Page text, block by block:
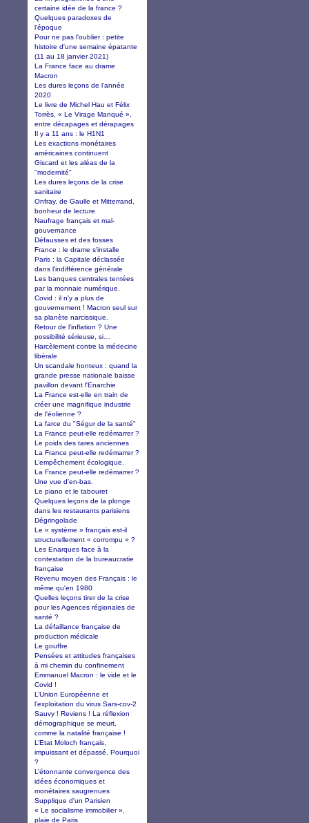
certaine idée de la france ?
Quelques paradoxes de
l'époque
Pour ne pas l'oublier : petite
histoire d'une semaine épatante
(11 au 18 janvier 2021)
La France face au drame
Macron
Les dures leçons de l’année
2020
Le livre de Michel Hau et Félix
Torrès, « Le Virage Manqué »,
entre décapages et dérapages
Il y a 11 ans : le H1N1
Les exactions monétaires
américaines continuent
Giscard et les aléas de la
"modernité"
Les dures leçons de la crise
sanitaire
Onfray, de Gaulle et Mitterrand,
bonheur de lecture
Naufrage français et mal-
gouvernance
Défausses et des fosses
France : le drame s'installe
Paris : la Capitale déclassée
dans l'indifférence générale
Les banques centrales tentées
par la monnaie numérique.
Covid : il n'y a plus de
gouvernement ! Macron seul sur
sa planète narcissique.
Retour de l’inflation ? Une
possibilité sérieuse, si…
Harcèlement contre la médecine
libérale
Un scandale honteux : quand la
grande presse nationale baisse
pavillon devant l'Enarchie
La France est-elle en train de
créer une magnifique industrie
de l'éolienne ?
La farce du "Ségur de la santé"
La France peut-elle redémarrer ?
Le poids des tares anciennes
La France peut-elle redémarrer ?
L’empêchement écologique.
La France peut-elle redémarrer ?
Une vue d'en-bas.
Le piano et le tabouret
Quelques leçons de la plonge
dans les restaurants parisiens
Dégringolade
Le « système » français est-il
structurellement « corrompu » ?
Les Enarques face à la
contestation de la bureaucratie
française
Revenu moyen des Français : le
même qu'en 1980
Quelles leçons tirer de la crise
pour les Agences régionales de
santé ?
La défaillance française de
production médicale
Le gouffre
Pensées et attitudes françaises
à mi chemin du confinement
Emmanuel Macron : le vide et le
Covid !
L’Union Européenne et
l’exploitation du virus Sars-cov-2
Sauvy ! Reviens ! La réflexion
démographique se meurt,
comme la natalité française !
L’Etat Moloch français,
impuissant et dépassé. Pourquoi
?
L’étonnante convergence des
idées économiques et
monétaires saugrenues
Supplique d'un Parisien
« Le socialisme immobilier »,
plaie de Paris